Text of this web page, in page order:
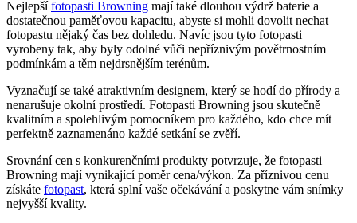
Nejlepšífotopasti Browning mají také dlouhou výdrž baterie a
dostatečnou paměťovou kapacitu, abyste si mohli dovolit nechat
fotopastu nějaký čas bez dohledu. Navíc jsou tyto fotopasti
vyrobeny tak, aby byly odolné vůči nepříznivým povětrnostním
podmínkám a těm nejdrsnějším terénům.
Vyznačují se také atraktivním designem, který se hodí do přírody a
nenarušuje okolní prostředí. Fotopasti Browning jsou skutečně
kvalitním a spolehlivým pomocníkem pro každého, kdo chce mít
perfektně zaznamenáno každé setkání se zvěří.
Srovnání cen s konkurenčními produkty potvrzuje, že fotopasti
Browning mají vynikající poměr cena/výkon. Za příznivou cenu
získáte fotopast, která splní vaše očekávání a poskytne vám snímky
nejvyšší kvality.